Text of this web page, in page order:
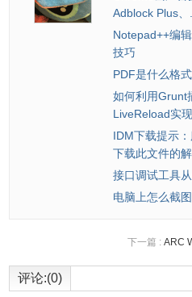
/ n - 当IDM不询问任何问题时打
/ a - 添加一个用/ d指定的文件
参数/ a，/ h，/ n，/ q，/ f
有在指定要使用/ d URL下载的
IDM插件常见问题及注
1.IDM插件安装成功后不能使用
成。如下图所示：
Adblock Plus、
Notepad++编
技巧
PDF是什么格
如何利用Grunt
LiveReload实
IDM下载提示
下载此文件的
接口调试工具
电脑上怎么截图
下一篇 : ARC
评论:(0)